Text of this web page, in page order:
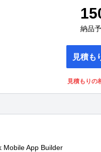
納品
見積も
見積もりの
Mobile App Builder